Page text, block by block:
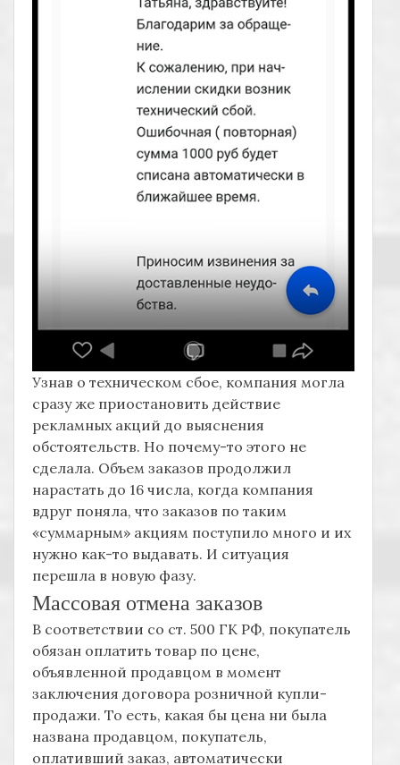
Узнав о техническом сбое, компания могла
сразу же приостановить действие
рекламных акций до выяснения
обстоятельств. Но почему-то этого не
сделала. Объем заказов продолжил
нарастать до 16 числа, когда компания
вдруг поняла, что заказов по таким
«суммарным» акциям поступило много и их
нужно как-то выдавать. И ситуация
перешла в новую фазу.
Массовая отмена заказов
В соответствии со ст. 500 ГК РФ, покупатель
обязан оплатить товар по цене,
объявленной продавцом в момент
заключения договора розничной купли-
продажи. То есть, какая бы цена ни была
названа продавцом, покупатель,
оплативший заказ, автоматически